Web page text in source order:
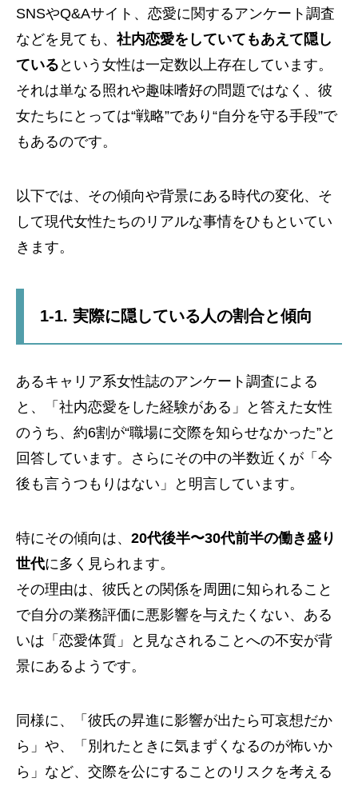
SNSやQ&Aサイト、恋愛に関するアンケート調査
などを見ても、 社内恋愛をしていてもあえて隠し
ている という女性は一定数以上存在しています。
それは単なる照れや趣味嗜好の問題ではなく、彼
女たちにとっては“戦略”であり“自分を守る手段”で
もあるのです。
以下では、その傾向や背景にある時代の変化、そ
して現代女性たちのリアルな事情をひもといてい
きます。
1-1. 実際に隠している人の割合と傾向
あるキャリア系女性誌のアンケート調査による
と、「社内恋愛をした経験がある」と答えた女性
のうち、約6割が“職場に交際を知らせなかった”と
回答しています。さらにその中の半数近くが「今
後も言うつもりはない」と明言しています。
特にその傾向は、 20代後半〜30代前半の働き盛り
世代に多く見られます。
その理由は、彼氏との関係を周囲に知られること
で自分の業務評価に悪影響を与えたくない、ある
いは「恋愛体質」と見なされることへの不安が背
景にあるようです。
同様に、「彼氏の昇進に影響が出たら可哀想だか
ら」や、「別れたときに気まずくなるのが怖いか
ら」など、交際を公にすることのリスクを考える